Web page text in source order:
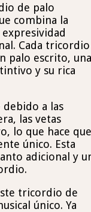
de palo
combina la
Cada tricordio
palo escrito,
y su rica
a las
las vetas
lo que hace
único. Esta
adicional y
tricordio de
único. Ya